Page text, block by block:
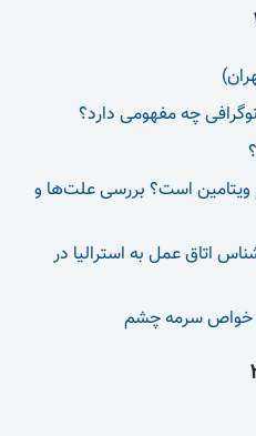
چه مفهومی دارد؟
ویتامین است؟ بررسی علت‌ها و
اتاق عمل به استرالیا در
سرمه چشم